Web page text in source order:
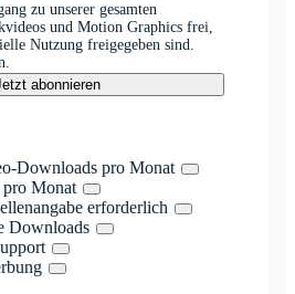
zu unserer gesamten
und Motion Graphics frei,
Nutzung freigegeben sind.
abonnieren
Downloads pro Monat
Monat
erforderlich
Downloads